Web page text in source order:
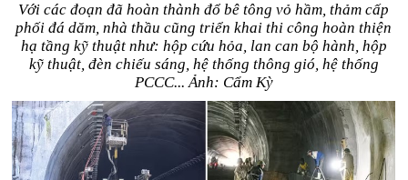
Với các đoạn đã hoàn thành đổ bê tông vỏ hầm, thảm cấp
phối đá dăm, nhà thầu cũng triển khai thi công hoàn thiện
hạ tầng kỹ thuật như: hộp cứu hỏa, lan can bộ hành, hộp
kỹ thuật, đèn chiếu sáng, hệ thống thông gió, hệ thống
PCCC... Ảnh: Cẩm Kỳ